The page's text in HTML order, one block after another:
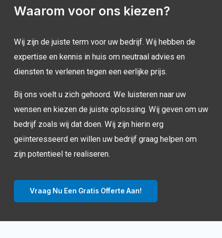
Waarom voor ons kiezen?
Wij zijn de juiste term voor uw bedrijf. Wij hebben de
expertise en kennis in huis om neutraal advies en
diensten te verlenen tegen een eerlijke prijs.
Bij ons voelt u zich gehoord. We luisteren naar uw
wensen en kiezen de juiste oplossing. Wij geven om uw
bedrijf zoals wij dat doen. Wij zijn hierin erg
geïnteresseerd en willen uw bedrijf graag helpen om
zijn potentieel te realiseren.
Vraag Nu Een Gratis Offerte Aan!